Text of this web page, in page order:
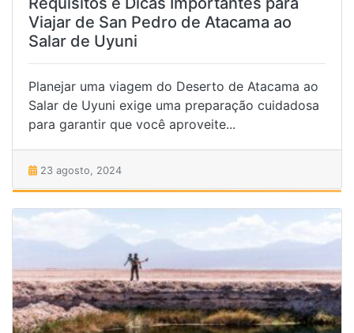
Viajar de San Pedro de Atacama ao
Salar de Uyuni
Planejar uma viagem do Deserto de Atacama ao
Salar de Uyuni exige uma preparação cuidadosa
para garantir que você aproveite...
23 agosto, 2024